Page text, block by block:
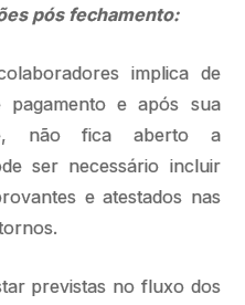
pós fechamento:
implica de
e após sua
não fica aberto a
ser necessário incluir
e atestados nas
previstas no fluxo dos